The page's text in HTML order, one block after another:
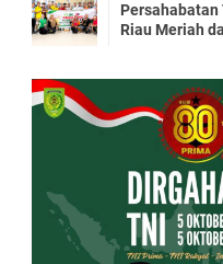
Persahabatan
Riau Meriah